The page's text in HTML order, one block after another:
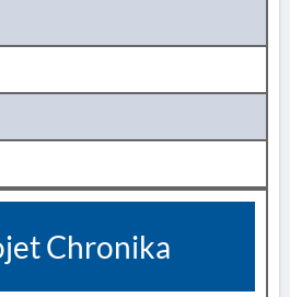
Chronika